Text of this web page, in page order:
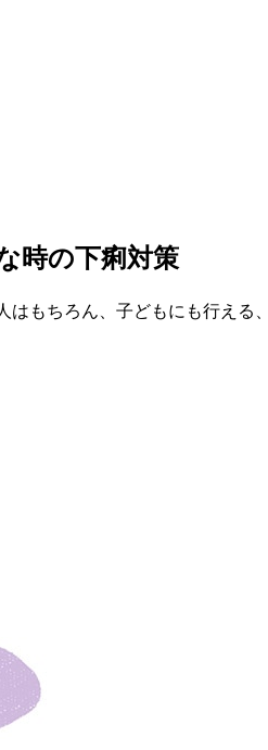
時の下痢対策
もちろん、子どもにも行え